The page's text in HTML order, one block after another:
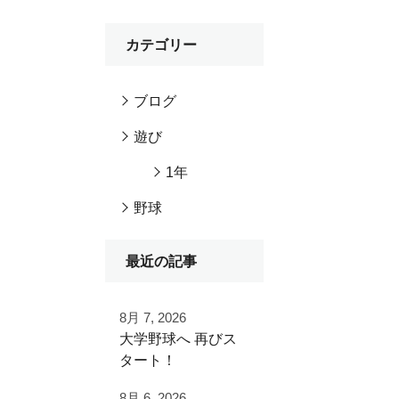
カテゴリー
ブログ
遊び
1年
野球
最近の記事
8月 7, 2026
⁡大学野球へ⁡ 再びス
タート！⁡